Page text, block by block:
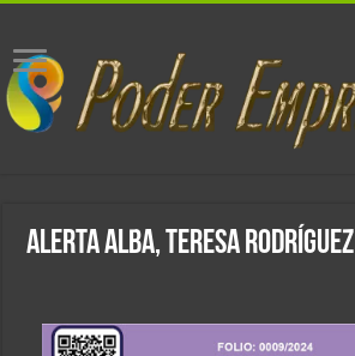
ALERTA ALBA, TERESA RODRÍGUEZ